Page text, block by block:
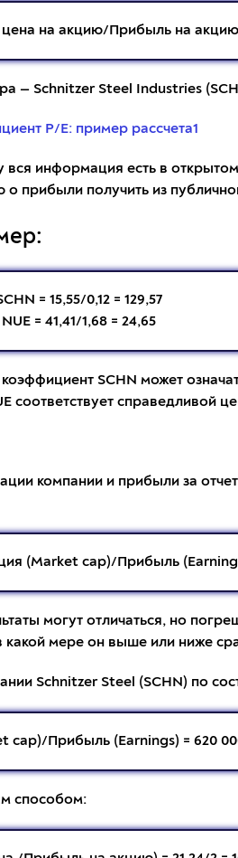
цена на акцию/Прибыль на акцию
— Schnitzer Steel Industries
вся информация есть в
прибыли получить из
= 15,55/0,12 = 129,57
= 41,41/1,68 = 24,65
SCHN может
соответствует справедливой
компании и прибыли за
(Market cap)/Прибыль
могут отличаться, но
какой мере он выше или ниже
Schnitzer Steel (SCHN) по
cap)/Прибыль (Earnings) = 620
способом: